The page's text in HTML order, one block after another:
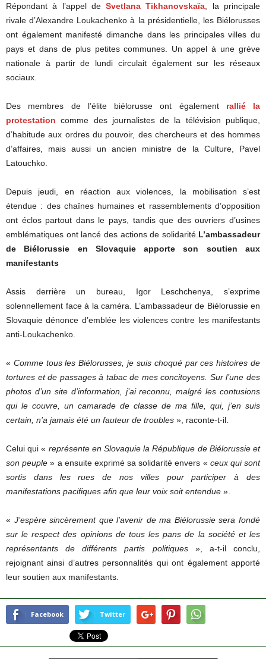
Répondant à l’appel deSvetlana Tikhanovskaïa , la principale
rivale d’Alexandre Loukachenko à la présidentielle, les Biélorusses
ont également manifesté dimanche dans les principales villes du
pays et dans de plus petites communes. Un appel à une grève
nationale à partir de lundi circulait également sur les réseaux
sociaux.
Des membres de l’élite biélorusse ont également rallié la
protestation comme des journalistes de la télévision publique,
d’habitude aux ordres du pouvoir, des chercheurs et des hommes
d’affaires, mais aussi un ancien ministre de la Culture, Pavel
Latouchko.
Depuis jeudi, en réaction aux violences, la mobilisation s’est
étendue : des chaînes humaines et rassemblements d’opposition
ont éclos partout dans le pays, tandis que des ouvriers d’usines
emblématiques ont lancé des actions de solidarité. L’ambassadeur
de Biélorussie en Slovaquie apporte son soutien aux
manifestants
Assis derrière un bureau, Igor Leschchenya, s’exprime
solennellement face à la caméra. L’ambassadeur de Biélorussie en
Slovaquie dénonce d’emblée les violences contre les manifestants
anti-Loukachenko.
« Comme tous les Biélorusses, je suis choqué par ces histoires de
tortures et de passages à tabac de mes concitoyens. Sur l’une des
photos d’un site d’information, j’ai reconnu, malgré les contusions
qui le couvre, un camarade de classe de ma fille, qui, j’en suis
certain, n’a jamais été un fauteur de troubles », raconte-t-il.
Celui qui « représente en Slovaquie la République de Biélorussie et
son peuple » a ensuite exprimé sa solidarité envers « ceux qui sont
sortis dans les rues de nos villes pour participer à des
manifestations pacifiques afin que leur voix soit entendue ».
« J’espère sincèrement que l’avenir de ma Biélorussie sera fondé
sur le respect des opinions de tous les pans de la société et les
représentants de différents partis politiques», a-t-il conclu,
rejoignant ainsi d’autres personnalités qui ont également apporté
leur soutien aux manifestants.
Facebook Twitter